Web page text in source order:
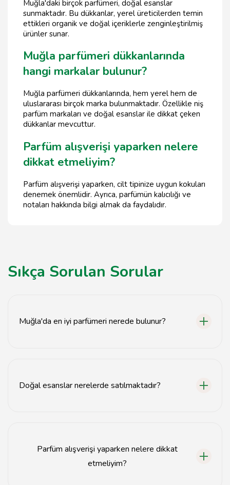
Muğla'daki birçok parfümeri, doğal esanslar
sunmaktadır. Bu dükkanlar, yerel üreticilerden temin
ettikleri organik ve doğal içeriklerle zenginleştirilmiş
ürünler sunar.
Muğla parfümeri dükkanlarında
hangi markalar bulunur?
Muğla parfümeri dükkanlarında, hem yerel hem de
uluslararası birçok marka bulunmaktadır. Özellikle niş
parfüm markaları ve doğal esanslar ile dikkat çeken
dükkanlar mevcuttur.
Parfüm alışverişi yaparken nelere
dikkat etmeliyim?
Parfüm alışverişi yaparken, cilt tipinize uygun kokuları
denemek önemlidir. Ayrıca, parfümün kalıcılığı ve
notaları hakkında bilgi almak da faydalıdır.
Sıkça Sorulan Sorular
Muğla'da en iyi parfümeri nerede bulunur?
Doğal esanslar nerelerde satılmaktadır?
Parfüm alışverişi yaparken nelere dikkat
etmeliyim?